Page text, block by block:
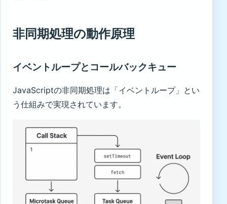
非同期処理の動作原理
イベントループとコールバックキュー
JavaScriptの非同期処理は「イベントループ」とい
う仕組みで実現されています。